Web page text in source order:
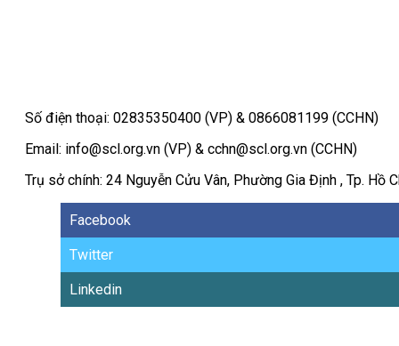
Số điện thoại: 02835350400 (VP) & 0866081199 (CCHN)
Email: info@scl.org.vn (VP) & cchn@scl.org.vn (CCHN)
Trụ sở chính: 24 Nguyễn Cửu Vân, Phường Gia Định , Tp. Hồ
Facebook
Twitter
Linkedin